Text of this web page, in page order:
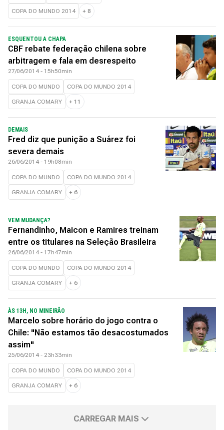
COPA DO MUNDO 2014 + 8
ESQUENTOU A CHAPA
CBF rebate federação chilena sobre
arbitragem e fala em desrespeito
27/06/2014 - 15h50min
COPA DO MUNDO COPA DO MUNDO 2014
GRANJA COMARY + 11
DEMAIS
Fred diz que punição a Suárez foi
severa demais
26/06/2014 - 19h08min
COPA DO MUNDO COPA DO MUNDO 2014
GRANJA COMARY + 6
VEM MUDANÇA?
Fernandinho, Maicon e Ramires treinam
entre os titulares na Seleção Brasileira
26/06/2014 - 17h47min
COPA DO MUNDO COPA DO MUNDO 2014
GRANJA COMARY + 6
ÀS 13H, NO MINEIRÃO
Marcelo sobre horário do jogo contra o
Chile: "Não estamos tão desacostumados
assim"
25/06/2014 - 23h33min
COPA DO MUNDO COPA DO MUNDO 2014
GRANJA COMARY + 6
CARREGAR MAIS